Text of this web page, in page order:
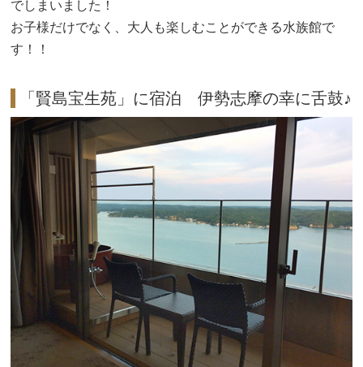
でしまいました！
お子様だけでなく、大人も楽しむことができる水族館で
す！！
「賢島宝生苑」に宿泊 伊勢志摩の幸に舌鼓♪